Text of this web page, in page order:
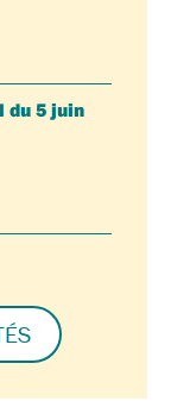
du 5 juin